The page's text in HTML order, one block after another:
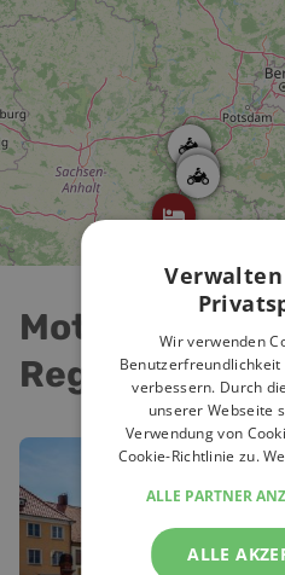
Region
Wir verwenden
verbessern. Durch
unserer Webseite
Verwendung von
Cookie-Richtlinie zu.
ALLE PARTNER
ALLE